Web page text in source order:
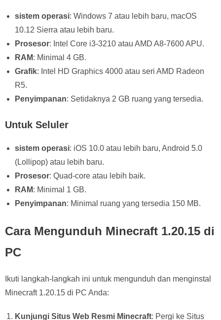
sistem operasi: Windows 7 atau lebih baru, macOS
10.12 Sierra atau lebih baru.
Prosesor: Intel Core i3-3210 atau AMD A8-7600 APU.
RAM: Minimal 4 GB.
Grafik: Intel HD Graphics 4000 atau seri AMD Radeon
R5.
Penyimpanan: Setidaknya 2 GB ruang yang tersedia.
Untuk Seluler
sistem operasi: iOS 10.0 atau lebih baru, Android 5.0
(Lollipop) atau lebih baru.
Prosesor: Quad-core atau lebih baik.
RAM: Minimal 1 GB.
Penyimpanan: Minimal ruang yang tersedia 150 MB.
Cara Mengunduh Minecraft 1.20.15 di
PC
Ikuti langkah-langkah ini untuk mengunduh dan menginstal
Minecraft 1.20.15 di PC Anda:
Kunjungi Situs Web Resmi Minecraft: Pergi ke Situs